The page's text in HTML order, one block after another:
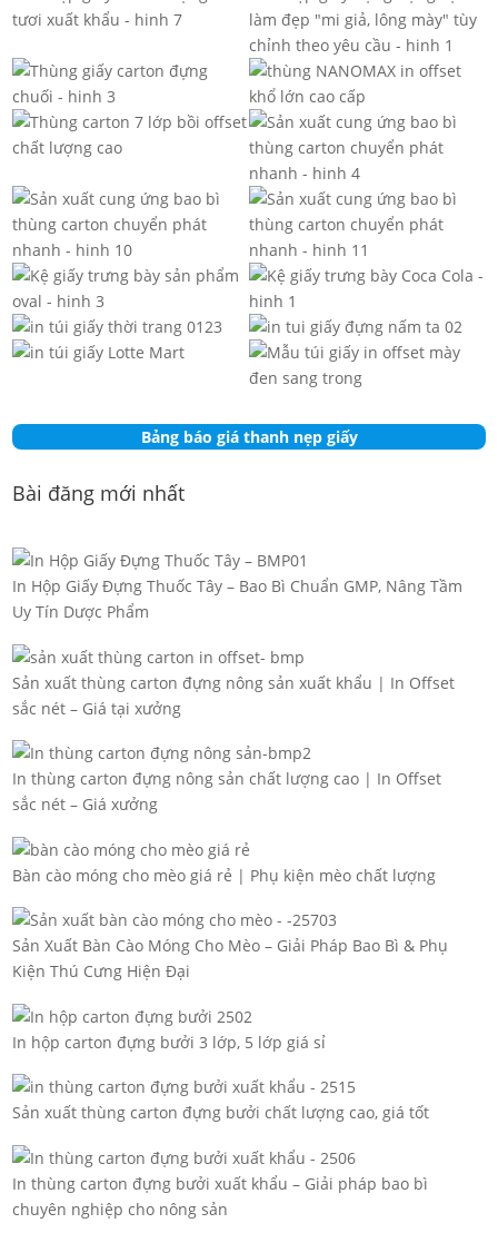
Bảng báo giá thanh nẹp giấy
Bài đăng mới nhất
In Hộp Giấy Đựng Thuốc Tây – Bao Bì Chuẩn GMP, Nâng Tầm
Uy Tín Dược Phẩm
Sản xuất thùng carton đựng nông sản xuất khẩu | In Offset
sắc nét – Giá tại xưởng
In thùng carton đựng nông sản chất lượng cao | In Offset
sắc nét – Giá xưởng
Bàn cào móng cho mèo giá rẻ | Phụ kiện mèo chất lượng
Sản Xuất Bàn Cào Móng Cho Mèo – Giải Pháp Bao Bì & Phụ
Kiện Thú Cưng Hiện Đại
In hộp carton đựng bưởi 3 lớp, 5 lớp giá sỉ
Sản xuất thùng carton đựng bưởi chất lượng cao, giá tốt
In thùng carton đựng bưởi xuất khẩu – Giải pháp bao bì
chuyên nghiệp cho nông sản